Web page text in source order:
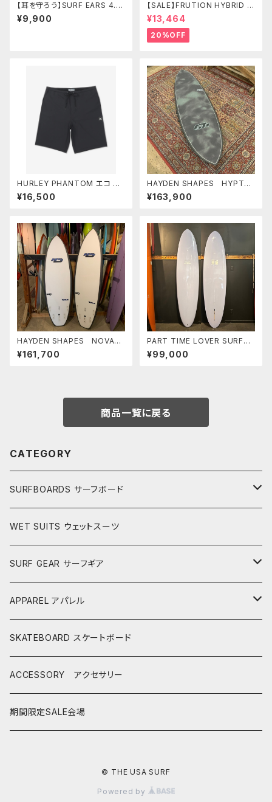
【耳を守ろう】SURF EARS 4.0
耳栓 音の聞こえる耳栓 サ
ーフイアー
¥9,900
【SALE】FRUTION HYBRID C
ASE 9'6" LONG ハイブリッド
ケース
¥13,464
20%OFF
HURLEY PHANTOM エコ フ
ューズ 20" メンズ サーフパン
ツ 水着 ハーレー ボードショ
¥16,500
HAYDEN SHAPES HYPTO
KRYPTO FUTURE FLEX TIE
DYE GREEN NEW COLOR ヘ
¥163,900
HAYDEN SHAPES NOVA
6'0" FUTURE FLEX ヘイデ
ンシェイプス
¥161,700
PART TIME LOVER SURFB
OARDS 『THE TEACHER』
7'10" SINGLE MID
¥99,000
商品一覧に戻る
CATEGORY
SURFBOARDS サーフボード
LONGBOARDS ロングボード
AKIRA ISHIZUKA
CASH SURFBOARDS
HAWAIIAN PRO DESIGNS
SHORTBOARDS ショートボード
CASH SUFBOARDS
CEANO SURFBOARDS
MID LENGTH ミッドレングス
CASH SURFBOARDS
CEANO SURFBOARDS
USEDBOARDS 中古サーフボード
SOFTBOARDS ソフトボード
CATCH SURF
WET SUITS ウェットスーツ
SURF GEAR サーフギア
FIN
LEASH
DECKPAD
BOARD CASE
APPAREL アパレル
HURLEY
VISSLA
T-SHIRTS
SHOES
SKATEBOARD スケートボード
ACCESSORY アクセサリー
期間限定SALE会場
© THE USA SURF
Powered by